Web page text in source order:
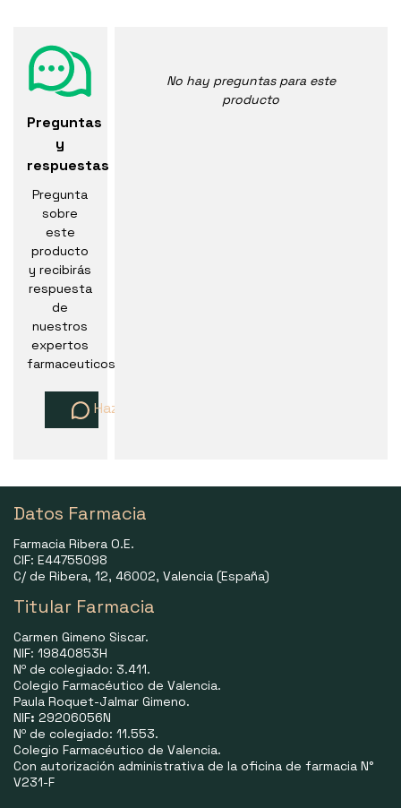
Preguntas
y
respuestas
Pregunta
sobre
este
producto
y recibirás
respuesta
de
nuestros
expertos
farmaceuticos
Haz una pregunta
No hay preguntas para este
producto
Datos Farmacia
Farmacia Ribera O.E.
CIF: E44755098
C/ de Ribera, 12, 46002, Valencia (España)
Titular Farmacia
Carmen Gimeno Siscar.
NIF: 19840853H
Nº de colegiado: 3.411.
Colegio Farmacéutico de Valencia.
Paula Roquet-Jalmar Gimeno.
NIF: 29206056N
Nº de colegiado: 11.553.
Colegio Farmacéutico de Valencia.
Con autorización administrativa de la oficina de farmacia N°
V231-F